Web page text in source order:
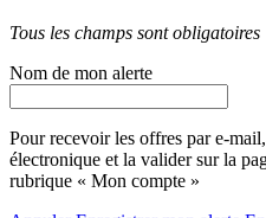
Tous les champs sont obligatoires
Nom de mon alerte
Pour recevoir les offres par e-
électronique et la valider sur la
rubrique « Mon compte »